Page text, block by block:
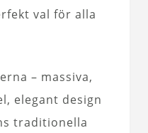
val för alla
– massiva,
elegant design
traditionella